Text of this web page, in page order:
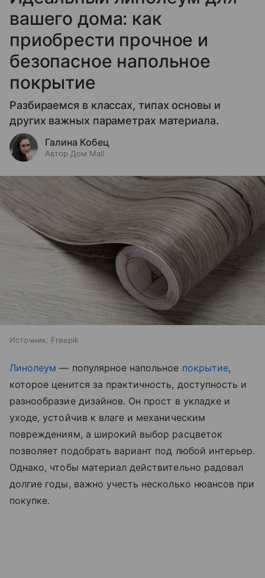
вашего дома: как
приобрести прочное и
безопасное напольное
покрытие
Разбираемся в классах, типах основы и
других важных параметрах материала.
Галина Кобец
Автор Дом Mail
Источник: Freepik
Линолеум — популярное напольное покрытие,
которое ценится за практичность, доступность и
разнообразие дизайнов. Он прост в укладке и
уходе, устойчив к влаге и механическим
повреждениям, а широкий выбор расцветок
позволяет подобрать вариант под любой интерьер.
Однако, чтобы материал действительно радовал
долгие годы, важно учесть несколько нюансов при
покупке.